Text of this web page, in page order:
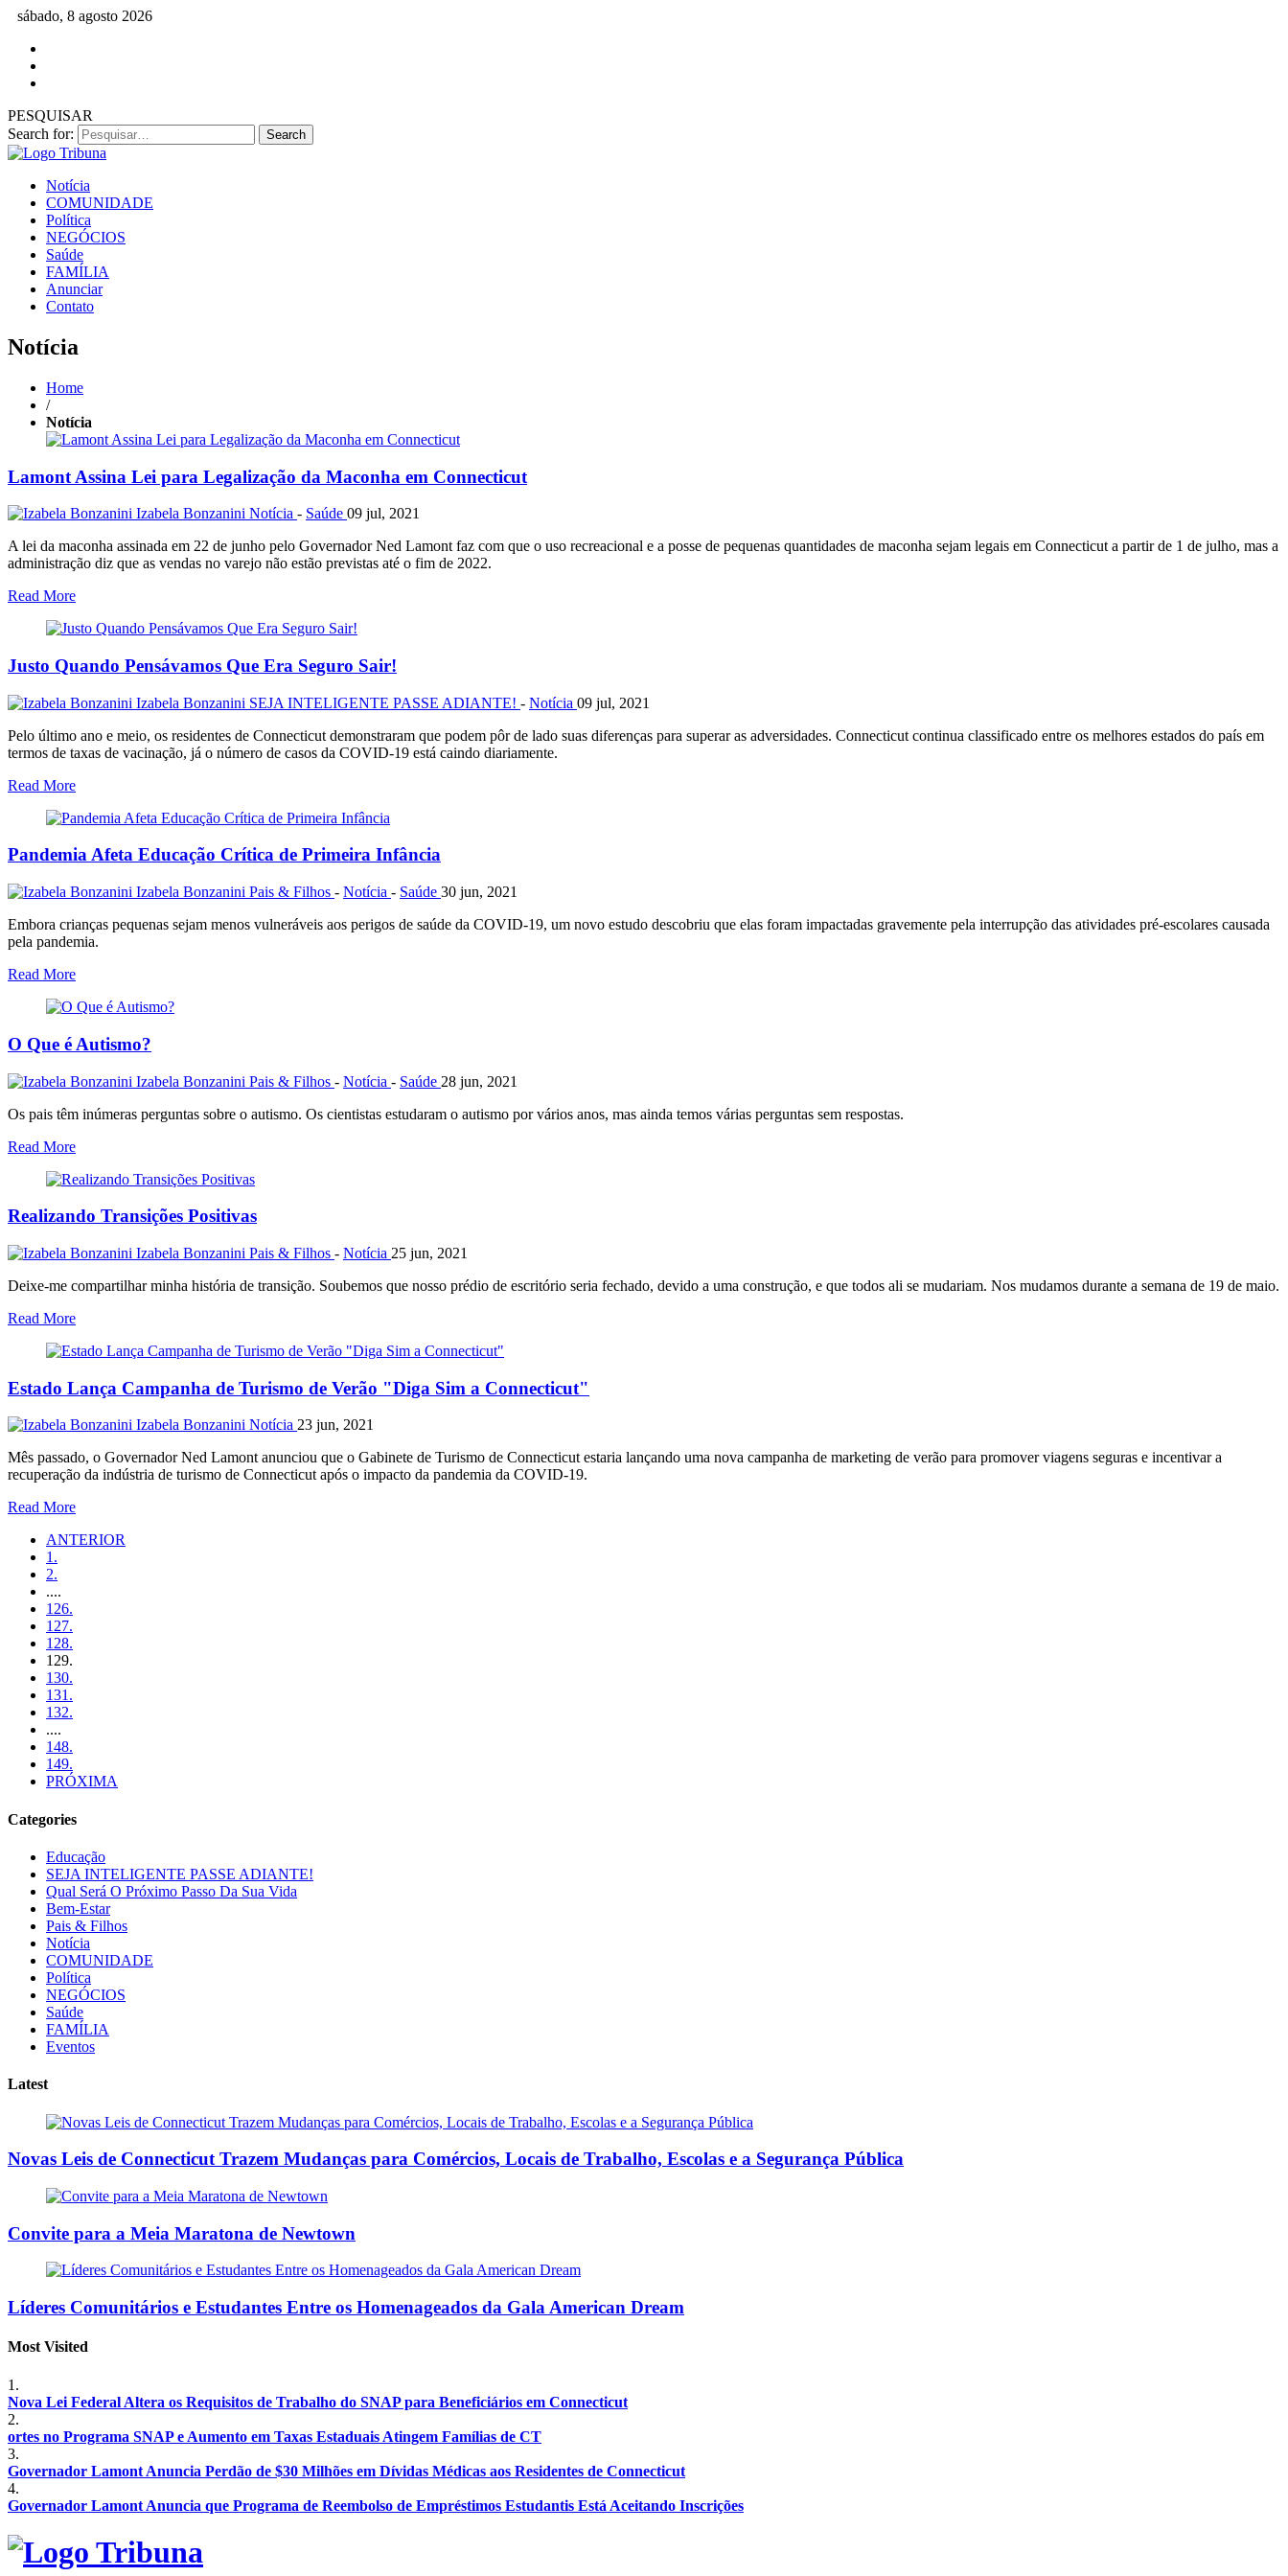
sábado, 8 agosto 2026
PESQUISAR
Search for:
Notícia
COMUNIDADE
Política
NEGÓCIOS
Saúde
FAMÍLIA
Anunciar
Contato
Notícia
Home
/
Notícia
Lamont Assina Lei para Legalização da Maconha em Connecticut
Izabela Bonzanini Notícia - Saúde 09 jul, 2021
A lei da maconha assinada em 22 de junho pelo Governador Ned Lamont faz com que o uso recreacional e a posse de pequenas quantidades de maconha sejam legais em Connecticut a partir de 1 de julho, mas a
administração diz que as vendas no varejo não estão previstas até o fim de 2022.
Read More
Justo Quando Pensávamos Que Era Seguro Sair!
Izabela Bonzanini SEJA INTELIGENTE PASSE ADIANTE! - Notícia 09 jul, 2021
Pelo último ano e meio, os residentes de Connecticut demonstraram que podem pôr de lado suas diferenças para superar as adversidades. Connecticut continua classificado entre os melhores estados do país em
termos de taxas de vacinação, já o número de casos da COVID-19 está caindo diariamente.
Read More
Pandemia Afeta Educação Crítica de Primeira Infância
Izabela Bonzanini Pais & Filhos - Notícia - Saúde 30 jun, 2021
Embora crianças pequenas sejam menos vulneráveis aos perigos de saúde da COVID-19, um novo estudo descobriu que elas foram impactadas gravemente pela interrupção das atividades pré-escolares causada
pela pandemia.
Read More
O Que é Autismo?
Izabela Bonzanini Pais & Filhos - Notícia - Saúde 28 jun, 2021
Os pais têm inúmeras perguntas sobre o autismo. Os cientistas estudaram o autismo por vários anos, mas ainda temos várias perguntas sem respostas.
Read More
Realizando Transições Positivas
Izabela Bonzanini Pais & Filhos - Notícia 25 jun, 2021
Deixe-me compartilhar minha história de transição. Soubemos que nosso prédio de escritório seria fechado, devido a uma construção, e que todos ali se mudariam. Nos mudamos durante a semana de 19 de maio.
Read More
Estado Lança Campanha de Turismo de Verão "Diga Sim a Connecticut"
Izabela Bonzanini Notícia 23 jun, 2021
Mês passado, o Governador Ned Lamont anunciou que o Gabinete de Turismo de Connecticut estaria lançando uma nova campanha de marketing de verão para promover viagens seguras e incentivar a
recuperação da indústria de turismo de Connecticut após o impacto da pandemia da COVID-19.
Read More
ANTERIOR
1.
2.
....
126.
127.
128.
129.
130.
131.
132.
....
148.
149.
PRÓXIMA
Categories
Educação
SEJA INTELIGENTE PASSE ADIANTE!
Qual Será O Próximo Passo Da Sua Vida
Bem-Estar
Pais & Filhos
Notícia
COMUNIDADE
Política
NEGÓCIOS
Saúde
FAMÍLIA
Eventos
Latest
Novas Leis de Connecticut Trazem Mudanças para Comércios, Locais de Trabalho, Escolas e a Segurança Pública
Convite para a Meia Maratona de Newtown
Líderes Comunitários e Estudantes Entre os Homenageados da Gala American Dream
Most Visited
1.
Nova Lei Federal Altera os Requisitos de Trabalho do SNAP para Beneficiários em Connecticut
2.
ortes no Programa SNAP e Aumento em Taxas Estaduais Atingem Famílias de CT
3.
Governador Lamont Anuncia Perdão de $30 Milhões em Dívidas Médicas aos Residentes de Connecticut
4.
Governador Lamont Anuncia que Programa de Reembolso de Empréstimos Estudantis Está Aceitando Inscrições